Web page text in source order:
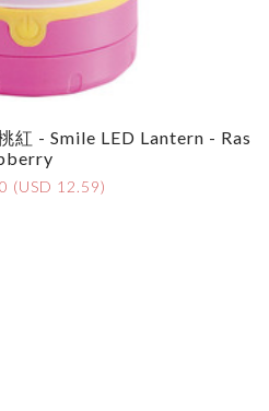
紅 - Smile LED Lantern - Ras
(USD 12.59)